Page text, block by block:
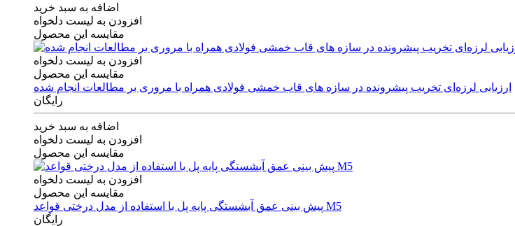
اضافه به سبد خرید
افزودن به لیست دلخواه
مقایسه این محصول
افزودن به لیست دلخواه
مقایسه این محصول
ارزیابی لرزه‌ای تخریب پیشرونده در سازه های قاب خمشی فولادی همراه با مروری بر مطالعات انجام شده
رایگان
اضافه به سبد خرید
افزودن به لیست دلخواه
مقایسه این محصول
افزودن به لیست دلخواه
مقایسه این محصول
پیش بینی عمق آبشستگی پایه پل با استفاده از مدل درختی قواعد M5
رایگان